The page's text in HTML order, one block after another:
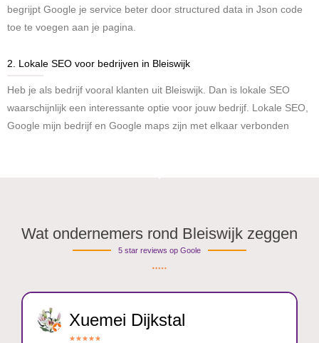
begrijpt Google je service beter door structured data in Json code
toe te voegen aan je pagina.
2. Lokale SEO voor bedrijven in Bleiswijk
Heb je als bedrijf vooral klanten uit Bleiswijk. Dan is lokale SEO
waarschijnlijk een interessante optie voor jouw bedrijf. Lokale SEO,
Google mijn bedrijf en Google maps zijn met elkaar verbonden
Wat ondernemers rond Bleiswijk zeggen
5 star reviews op Goole
Xuemei Dijkstal
★★★★★